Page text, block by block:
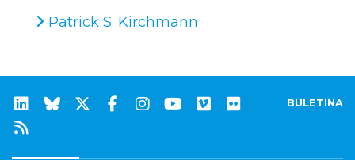
Patrick S. Kirchmann
BULETINA